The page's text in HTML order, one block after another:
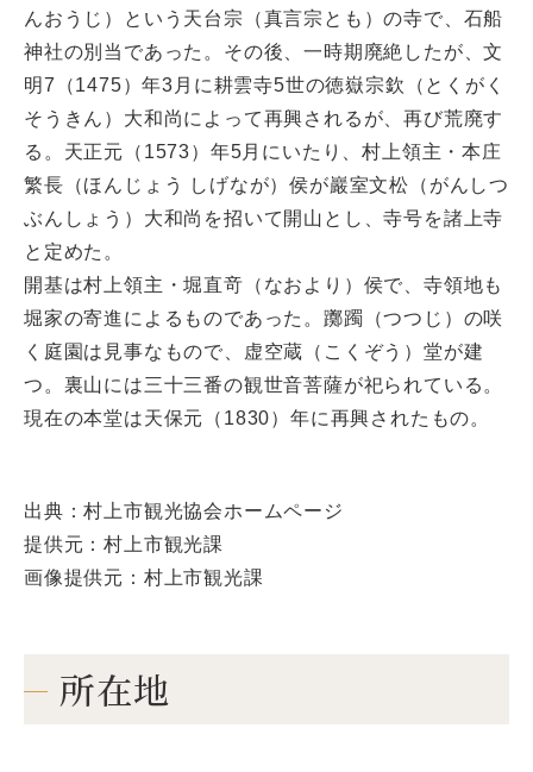
んおうじ）という天台宗（真言宗とも）の寺で、石船
神社の別当であった。その後、一時期廃絶したが、文
明7（1475）年3月に耕雲寺5世の徳嶽宗欽（とくがく
そうきん）大和尚によって再興されるが、再び荒廃す
る。天正元（1573）年5月にいたり、村上領主・本庄
繁長（ほんじょう しげなが）侯が巖室文松（がんしつ
ぶんしょう）大和尚を招いて開山とし、寺号を諸上寺
と定めた。
開基は村上領主・堀直竒（なおより）侯で、寺領地も
堀家の寄進によるものであった。躑躅（つつじ）の咲
く庭園は見事なもので、虚空蔵（こくぞう）堂が建
つ。裏山には三十三番の観世音菩薩が祀られている。
現在の本堂は天保元（1830）年に再興されたもの。
出典：村上市観光協会ホームページ
提供元：村上市観光課
画像提供元：村上市観光課
所在地